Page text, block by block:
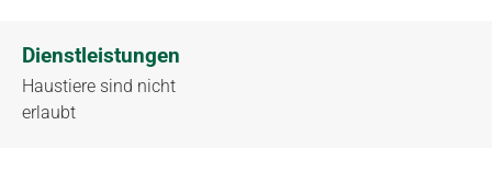
Dienstleistungen
Haustiere sind nicht
erlaubt